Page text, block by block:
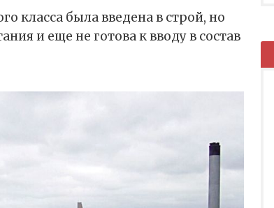
класса была введена в строй, но
и еще не готова к вводу в состав